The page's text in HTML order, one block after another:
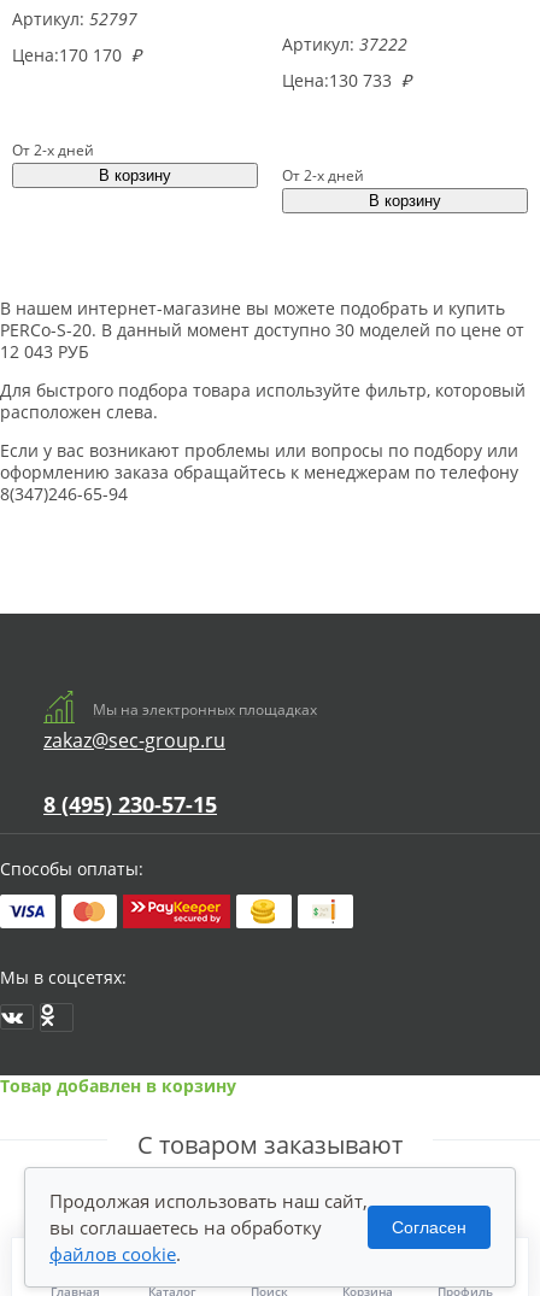
Главная Каталог Поиск Корзина Профиль
Кыргызстан, Таджикистан,
Артикул: 52797
Цена:170 170 ₽
От 2-х дней
Артикул: 37222
Цена:130 733 ₽
От 2-х дней
В нашем интернет-магазине вы можете подобрать и купить
PERCo-S-20. В данный момент доступно 30 моделей по цене от
12 043 РУБ
Для быстрого подбора товара используйте фильтр, которовый
расположен слева.
Если у вас возникают проблемы или вопросы по подбору или
оформлению заказа обращайтесь к менеджерам по телефону
8(347)246-65-94
Мы на электронных площадках
zakaz@sec-group.ru
8 (495) 230-57-15
Способы оплаты:
Мы в соцсетях:
Товар добавлен в корзину
С товаром заказывают
Продолжая использовать наш сайт,
вы соглашаетесь на обработку
файлов cookie.
Согласен